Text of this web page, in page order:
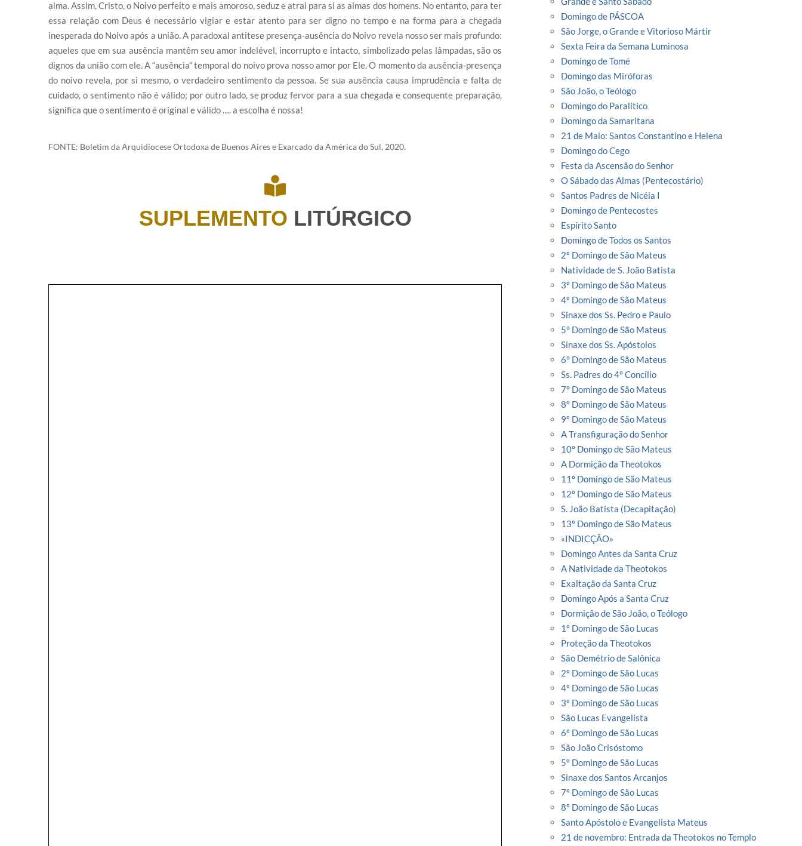
alma. Assim, Cristo, o Noivo perfeito e mais amoroso, seduz e atrai para si as almas dos homens. No entanto, para ter
essa relação com Deus é necessário vigiar e estar atento para ser digno no tempo e na forma para a chegada
inesperada do Noivo após a união. A paradoxal antitese presença-ausência do Noivo revela nosso ser mais profundo:
aqueles que em sua ausência mantêm seu amor indelével, incorrupto e intacto, simbolizado pelas lâmpadas, são os
dignos da união com ele. A “ausência” temporal do noivo prova nosso amor por Ele. O momento da ausência-presença
do noivo revela, por si mesmo, o verdadeiro sentimento da pessoa. Se sua ausência causa imprudência e falta de
cuidado, o sentimento não é válido; por outro lado, se produz fervor para a sua chegada e consequente preparação,
significa que o sentimento é original e válido …. a escolha é nossa!
FONTE: Boletim da Arquidiocese Ortodoxa de Buenos Aires e Exarcado da América do Sul, 2020.
SUPLEMENTO LITÚRGICO
Domingo de PÁSCOA
São Jorge, o Grande e Vitorioso Mártir
Sexta Feira da Semana Luminosa
Domingo de Tomé
Domingo das Miróforas
São João, o Teólogo
Domingo do Paralítico
Domingo da Samaritana
21 de Maio: Santos Constantino e Helena
Domingo do Cego
Festa da Ascensão do Senhor
O Sábado das Almas (Pentecostário)
Santos Padres de Nicéia I
Domingo de Pentecostes
Espírito Santo
Domingo de Todos os Santos
2º Domingo de São Mateus
Natividade de S. João Batista
3º Domingo de São Mateus
4º Domingo de São Mateus
Sinaxe dos Ss. Pedro e Paulo
5° Domingo de São Mateus
Sinaxe dos Ss. Apóstolos
6° Domingo de São Mateus
Ss. Padres do 4° Concílio
7° Domingo de São Mateus
8º Domingo de São Mateus
9º Domingo de São Mateus
A Transfiguração do Senhor
10º Domingo de São Mateus
A Dormição da Theotokos
11º Domingo de São Mateus
12º Domingo de São Mateus
S. João Batista (Decapitação)
13º Domingo de São Mateus
«INDICÇÃO»
Domingo Antes da Santa Cruz
A Natividade da Theotokos
Exaltação da Santa Cruz
Domingo Após a Santa Cruz
Dormição de São João, o Teólogo
1º Domingo de São Lucas
Proteção da Theotokos
São Demétrio de Salônica
2º Domingo de São Lucas
4º Domingo de São Lucas
3º Domingo de São Lucas
São Lucas Evangelista
6º Domingo de São Lucas
São João Crisóstomo
5º Domingo de São Lucas
Sinaxe dos Santos Arcanjos
7º Domingo de São Lucas
8º Domingo de São Lucas
Santo Apóstolo e Evangelista Mateus
21 de novembro: Entrada da Theotokos no Templo